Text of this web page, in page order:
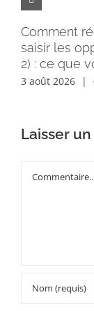
Comment
saisir les
2) : ce que
3 août 2026 |
Laisser
Commentaire